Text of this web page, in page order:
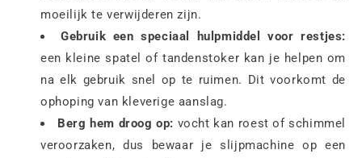
moeilijk te verwijderen zijn.
Gebruik een speciaal hulpmiddel voor restjes:
een kleine spatel of tandenstoker kan je helpen om
na elk gebruik snel op te ruimen. Dit voorkomt de
ophoping van kleverige aanslag.
Berg hem droog op: vocht kan roest of schimmel
veroorzaken, dus bewaar je slijpmachine op een